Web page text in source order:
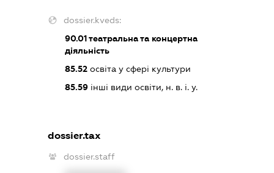
dossier.kveds:
90.01театральна та концертна
діяльність
85.52освіта у сфері культури
85.59інші види освіти, н. в. і. у.
dossier.tax
dossier.staff